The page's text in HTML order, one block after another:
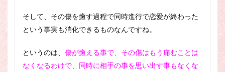
そして、その傷を癒す過程で同時進行で恋愛が終わった
という事実も消化できるものなんですね。
というのは、 傷が癒える事で、その傷はもう痛むことは
なくなるわけで、同時に相手の事を思い出す事もなくな